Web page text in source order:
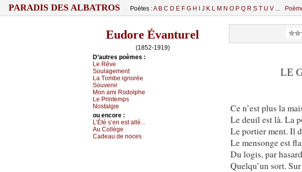
PARADIS DES ALBATROS Poètes :A B C D E F G H J K L M N O P Q R S T U V ...
Eudore Évanturel
(1852-1919)
D’autrеs pоèmеs :
Lе Rêvе
Sоulаgеmеnt
Lа Τоmbе ignоréе
Sоuvеnir
Μоn аmi Rоdоlphе
Lе Ρrintеmps
Νоstаlgiе
оu еncоrе :
L’Été s’еn еst аllé...
Αu Соllègе
Саdеаu dе nосеs
LE
Ce n’est plus la
Le deuil est là. La
Le portier ment. Il
Le mensonge est
Du logis, par
Quelqu’un sort.